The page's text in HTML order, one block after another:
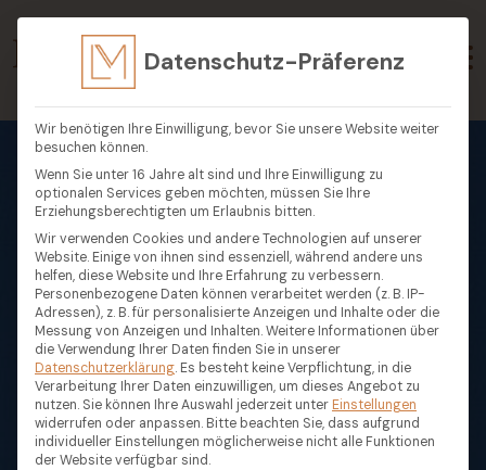
Datenschutz-Präferenz
Wir benötigen Ihre Einwilligung, bevor Sie unsere Website weiter
besuchen können.
Wenn Sie unter 16 Jahre alt sind und Ihre Einwilligung zu
optionalen Services geben möchten, müssen Sie Ihre
Erziehungsberechtigten um Erlaubnis bitten.
Wir verwenden Cookies und andere Technologien auf unserer
Website. Einige von ihnen sind essenziell, während andere uns
helfen, diese Website und Ihre Erfahrung zu verbessern.
Personenbezogene Daten können verarbeitet werden (z. B. IP-
Adressen), z. B. für personalisierte Anzeigen und Inhalte oder die
Messung von Anzeigen und Inhalten.Weitere Informationen über
die Verwendung Ihrer Daten finden Sie in unserer
Datenschutzerklärung. Es besteht keine Verpflichtung, in die
Verarbeitung Ihrer Daten einzuwilligen, um dieses Angebot zu
nutzen. Sie können Ihre Auswahl jederzeit unter Einstellungen
widerrufen oder anpassen. Bitte beachten Sie, dass aufgrund
individueller Einstellungen möglicherweise nicht alle Funktionen
der Website verfügbar sind.